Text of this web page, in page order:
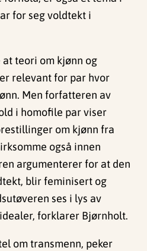
for seg voldtekt i
at teori om kjønn og
relevant for par hvor
Men forfatteren av
i homofile par viser
om kjønn fra
også innen
argumenterer for at den
blir feminisert og
ses i lys av
forklarer Bjørnholt.
om transmenn, peker